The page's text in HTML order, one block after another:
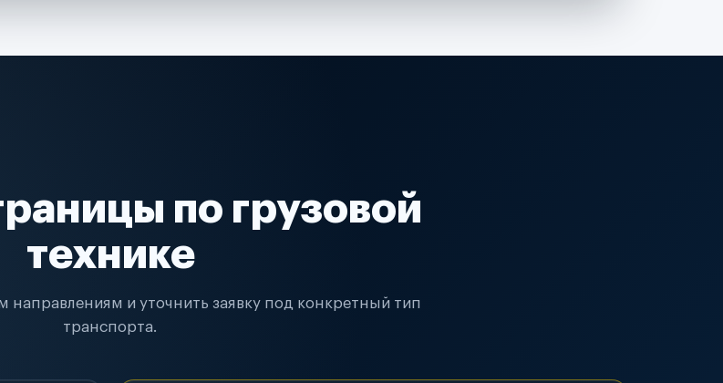
по грузовой
технике
направлениям и уточнить заявку под конкретный тип
транспорта.